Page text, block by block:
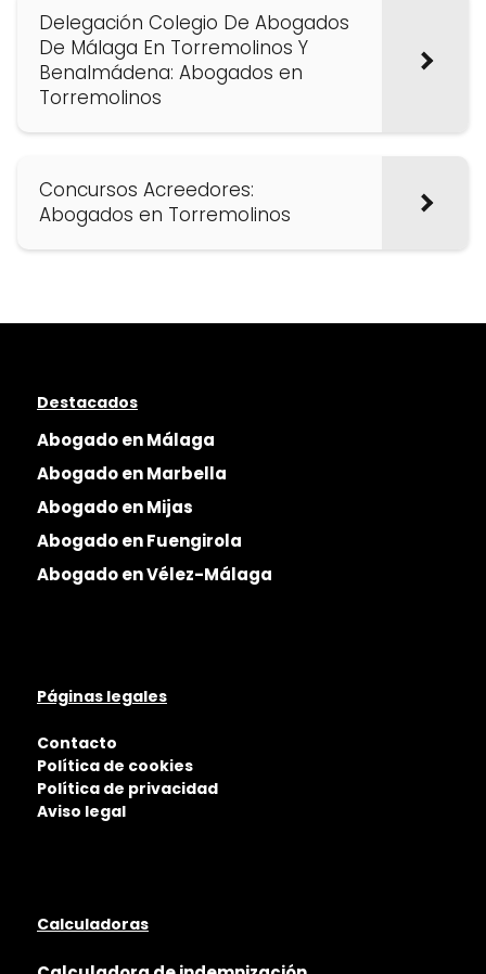
Delegación Colegio De Abogados
De Málaga En Torremolinos Y
Benalmádena: Abogados en
Torremolinos
Concursos Acreedores:
Abogados en Torremolinos
Destacados
Abogado en Málaga
Abogado en Marbella
Abogado en Mijas
Abogado en Fuengirola
Abogado en Vélez-Málaga
Páginas legales
Contacto
Política de cookies
Política de privacidad
Aviso legal
Calculadoras